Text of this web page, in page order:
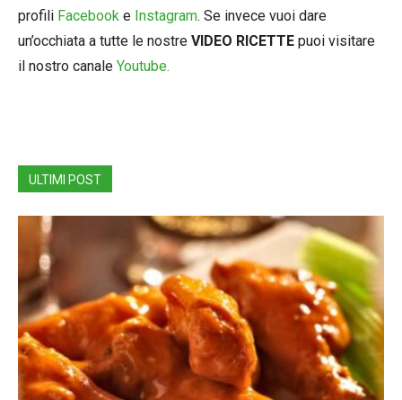
profili Facebook e Instagram. Se invece vuoi dare
un’occhiata a tutte le nostre VIDEO RICETTE puoi visitare
il nostro canale Youtube.
ULTIMI POST